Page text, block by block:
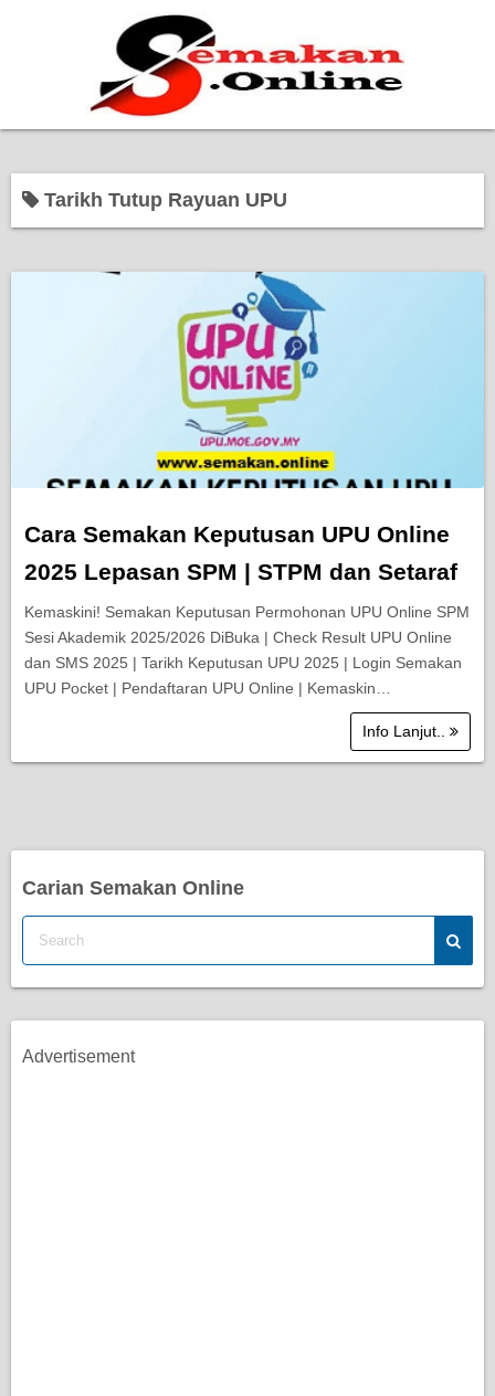
Bantuan Kerajaan
Tarikh Tutup Rayuan UPU
Cara Semakan Keputusan UPU Online
2025 Lepasan SPM | STPM dan Setaraf
Kemaskini! Semakan Keputusan Permohonan UPU Online SPM
Sesi Akademik 2025/2026 DiBuka | Check Result UPU Online
dan SMS 2025 | Tarikh Keputusan UPU 2025 | Login Semakan
UPU Pocket | Pendaftaran UPU Online | Kemaskin…
Info Lanjut..
Carian Semakan Online
Advertisement